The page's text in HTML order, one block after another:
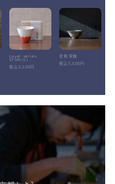
Layer.series
SYUKI(L)
税込5,500円
安南深鉢
税込5,500円